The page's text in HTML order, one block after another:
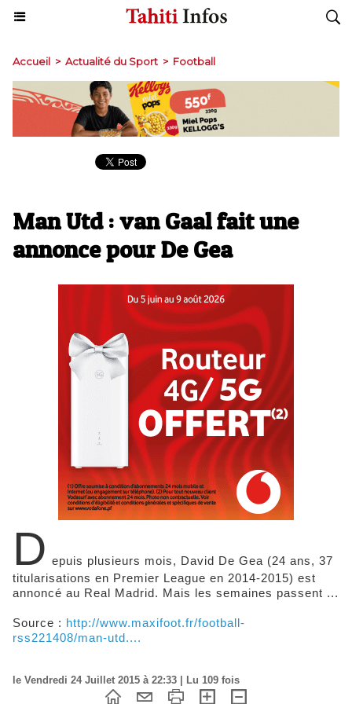
Accueil > Actualité du Sport > Football
Man Utd : van Gaal fait une
annonce pour De Gea
D epuis plusieurs mois, David De Gea (24 ans, 37
titularisations en Premier League en 2014-2015) est
annoncé au Real Madrid. Mais les semaines passent ...
Source : http://www.maxifoot.fr/football-
rss221408/man-utd....
le Vendredi 24 Juillet 2015 à 22:33 | Lu 109 fois